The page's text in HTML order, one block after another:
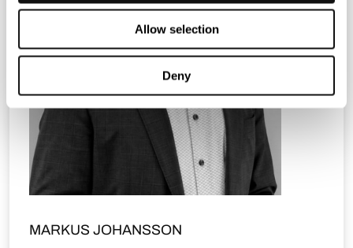
Allow selection
Deny
MARKUS JOHANSSON